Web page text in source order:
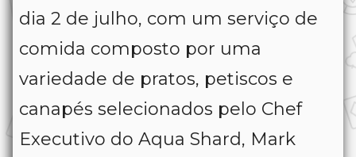
dia 2 de julho, com um serviço de
comida composto por uma
variedade de pratos, petiscos e
canapés selecionados pelo Chef
Executivo do Aqua Shard, Mark